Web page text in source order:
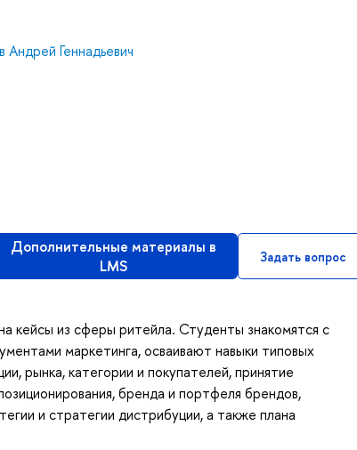
Андрей Геннадьевич
Дополнительные материалы в
LMS
Задать вопрос
кейсы из сферы ритейла. Студенты знакомятся с
маркетинга, осваивают навыки типовых
рынка, категории и покупателей, принятие
бренда и портфеля брендов,
и стратегии дистрибуции, а также плана